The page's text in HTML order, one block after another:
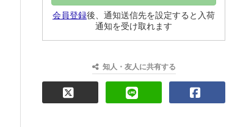
会員登録後、通知送信先を設定すると入荷
通知を受け取れます
知人・友人に共有する